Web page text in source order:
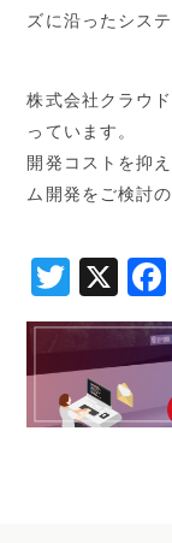
ズに沿ったシス
株式会社クラウ
っています。
開発コストを抑
ム開発をご検討
X